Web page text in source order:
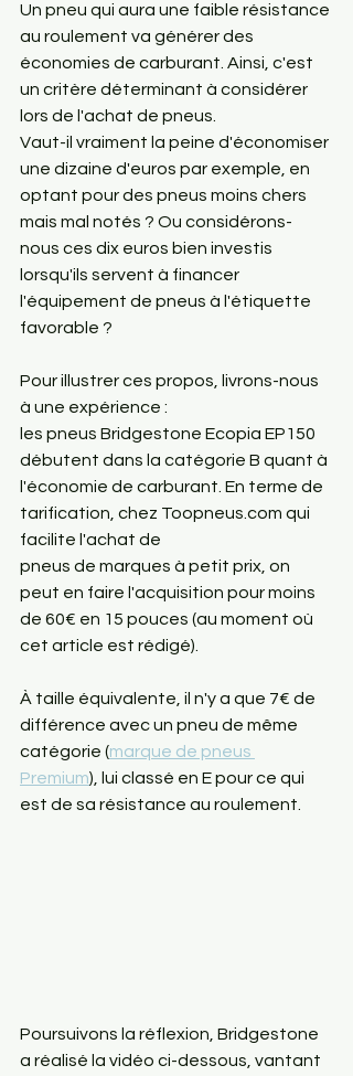
Un pneu qui aura une faible résistance
au roulement va générer des
économies de carburant. Ainsi, c'est
un critère déterminant à considérer
lors de l'achat de pneus
Vaut-il vraiment la peine d'économiser
une dizaine d'euros par exemple, en
optant pour des pneus moins chers
mais mal notés ? Ou considérons-
nous ces dix euros bien investis
lorsqu'ils servent à financer
l'équipement de pneus à l'étiquette
favorable ?
Pour illustrer ces propos, livrons-nous
à une expérience :
les pneus Bridgestone Ecopia EP150
débutent dans la catégorie B quant à
l'économie de carburant. En terme de
tarification, chez Toopneus.com qui
facilite l'achat de
pneus de marques à petit prix, on
peut en faire l'acquisition pour moins
de 60€ en 15 pouces (au moment où
cet article est rédigé).
À taille équivalente, il n'y a que 7€ de
différence avec un pneu de même
catégorie (marque de pneus
Premium), lui classé en E pour ce qui
est de sa résistance au roulement.
Poursuivons la réflexion, Bridgestone
a réalisé la vidéo ci-dessous, vantant